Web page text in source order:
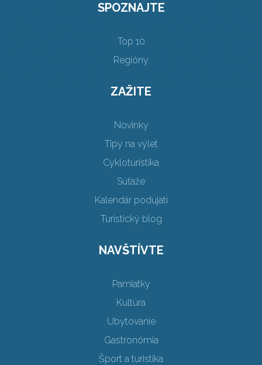
SPOZNAJTE
Top 10
Regióny
ZAŽITE
Novinky
Tipy na výlet
Cykloturistika
Súťaže
Kalendár podujatí
Turistický blog
NAVŠTÍVTE
Pamiatky
Kultúra
Ubytovanie
Gastronómia
Šport a turistika